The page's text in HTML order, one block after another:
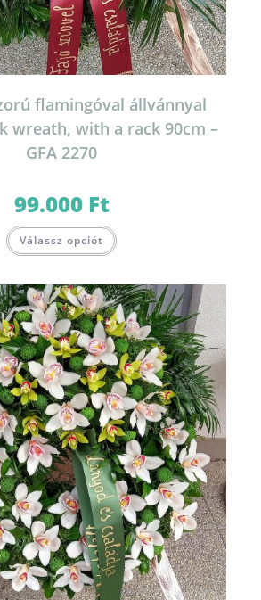
flamingóval állvánnyal
wreath, with a rack 90cm –
GFA 2270
99.000 Ft
Válassz opciót